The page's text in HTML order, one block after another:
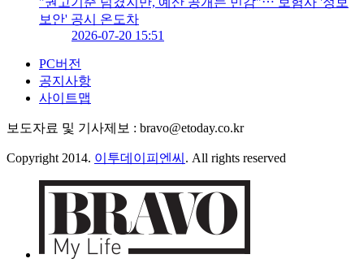
보안' 공시 온도차
2026-07-20 15:51
PC버전
공지사항
사이트맵
보도자료 및 기사제보 : bravo@etoday.co.kr
Copyright 2014. 이투데이피엔씨 . All rights reserved